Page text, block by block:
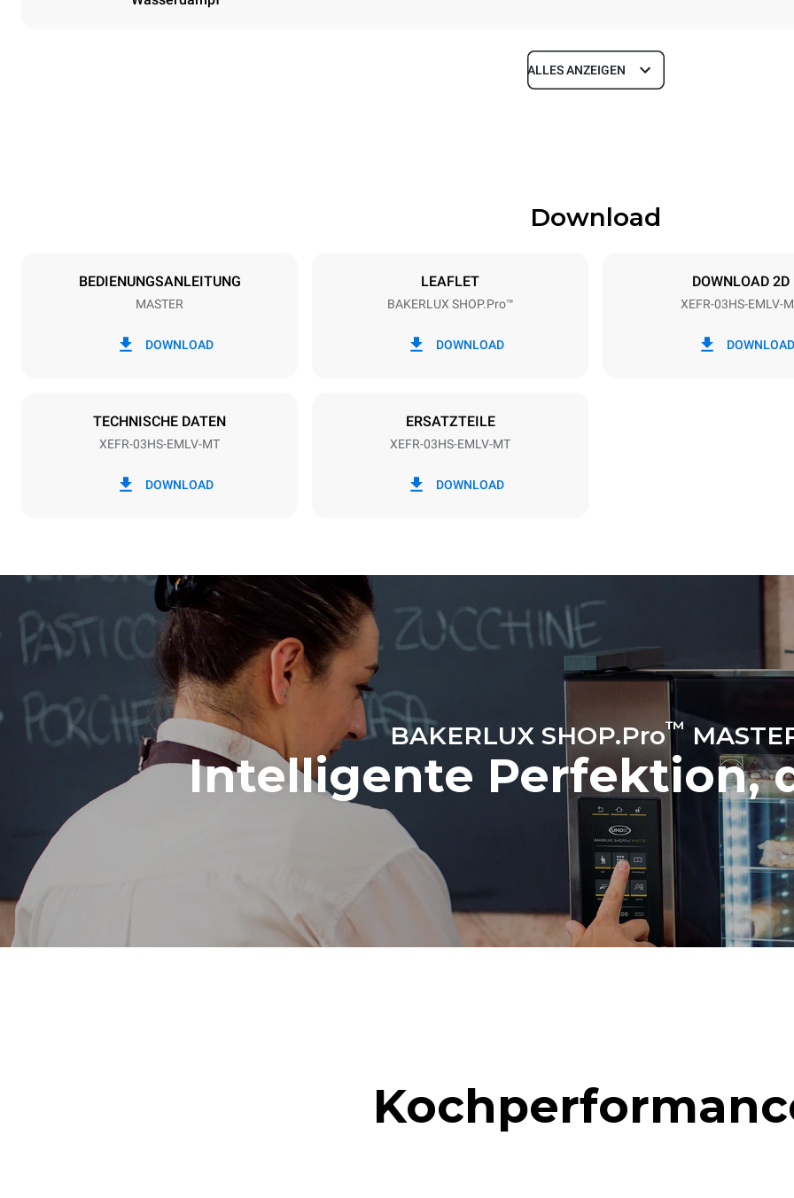
Tiefe
Blechgröße
eliminiert werden, indem man
ALLES ANZEIGEN
Download
BEDIENUNGSANLEITUNG
MASTER
DOWNLOAD
LEAFLET
BAKERLUX SHOP.Pro™
DOWNLOAD
DOWNLOAD 2D
XEFR-03HS-EMLV-
DOWNLOAD
TECHNISCHE DATEN
XEFR-03HS-EMLV-MT
DOWNLOAD
ERSATZTEILE
XEFR-03HS-EMLV-MT
DOWNLOAD
BAKERLUX SHOP.Pro™
Intelligente Perfektion,